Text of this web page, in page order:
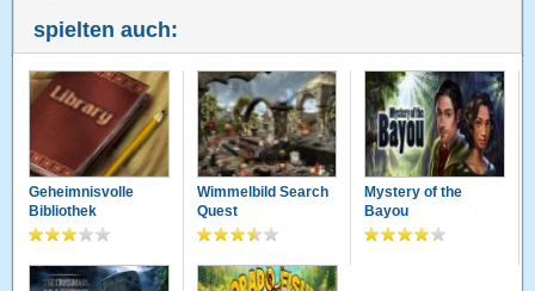
spielten auch:
Geheimnisvolle
Bibliothek
Wimmelbild Search
Quest
Mystery of the
Bayou